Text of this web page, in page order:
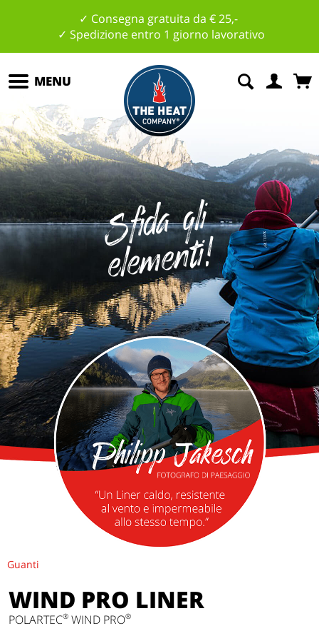
✓ Consegna gratuita da € 25,-
✓ Spedizione entro 1 giorno lavorativo
Sfi
d
a
gli
el
e
m
e
nti
!
MENU
Guanti
WIND PRO LINER
POLARTEC® WIND PRO®